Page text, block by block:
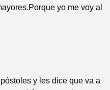
yo me voy al
y les dice que va a